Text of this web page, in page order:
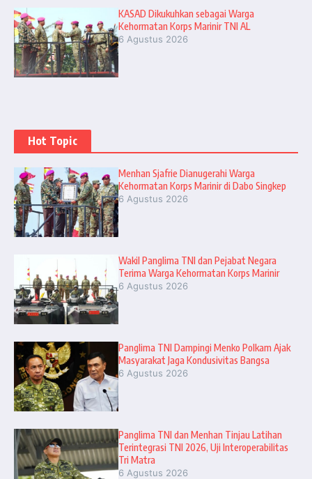
KASAD Dikukuhkan sebagai Warga
Kehormatan Korps Marinir TNI AL
6 Agustus 2026
Hot Topic
Menhan Sjafrie Dianugerahi Warga
Kehormatan Korps Marinir di Dabo Singkep
6 Agustus 2026
Wakil Panglima TNI dan Pejabat Negara
Terima Warga Kehormatan Korps Marinir
6 Agustus 2026
Panglima TNI Dampingi Menko Polkam Ajak
Masyarakat Jaga Kondusivitas Bangsa
6 Agustus 2026
Panglima TNI dan Menhan Tinjau Latihan
Terintegrasi TNI 2026, Uji Interoperabilitas
Tri Matra
6 Agustus 2026